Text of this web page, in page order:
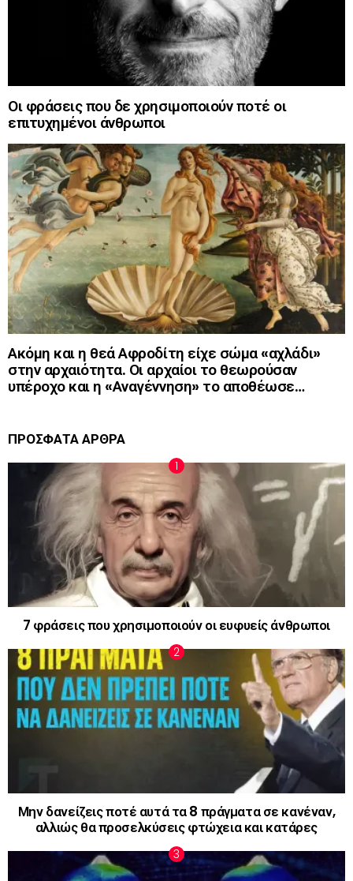
Οι φράσεις που δε χρησιμοποιούν ποτέ οι
επιτυχημένοι άνθρωποι
Ακόμη και η θεά Αφροδίτη είχε σώμα «αχλάδι»
στην αρχαιότητα. Οι αρχαίοι το θεωρούσαν
υπέροχο και η «Αναγέννηση» το αποθέωσε…
ΠΡΟΣΦΑΤΑ ΑΡΘΡΑ
7 φράσεις που χρησιμοποιούν οι ευφυείς άνθρωποι
Μην δανείζεις ποτέ αυτά τα 8 πράγματα σε κανέναν,
αλλιώς θα προσελκύσεις φτώχεια και κατάρες